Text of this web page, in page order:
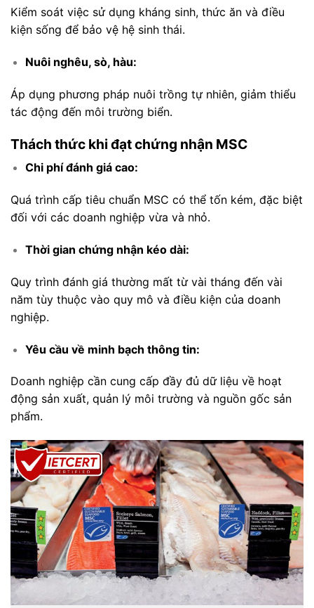
Kiểm soát việc sử dụng kháng sinh, thức ăn và điều
kiện sống để bảo vệ hệ sinh thái.
Nuôi nghêu, sò, hàu:
Áp dụng phương pháp nuôi trồng tự nhiên, giảm thiểu
tác động đến môi trường biển.
Thách thức khi đạt chứng nhận MSC
Chi phí đánh giá cao:
Quá trình cấp tiêu chuẩn MSC có thể tốn kém, đặc biệt
đối với các doanh nghiệp vừa và nhỏ.
Thời gian chứng nhận kéo dài:
Quy trình đánh giá thường mất từ vài tháng đến vài
năm tùy thuộc vào quy mô và điều kiện của doanh
nghiệp.
Yêu cầu về minh bạch thông tin:
Doanh nghiệp cần cung cấp đầy đủ dữ liệu về hoạt
động sản xuất, quản lý môi trường và nguồn gốc sản
phẩm.